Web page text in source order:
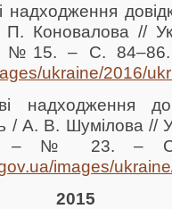
Коновалова //
№15. – С.
ukraine/2016/
надходження
/ А. В. Шумілова //
– № 23. –
images/
2015